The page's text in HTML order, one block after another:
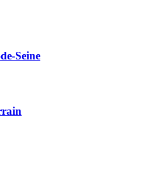
Seine